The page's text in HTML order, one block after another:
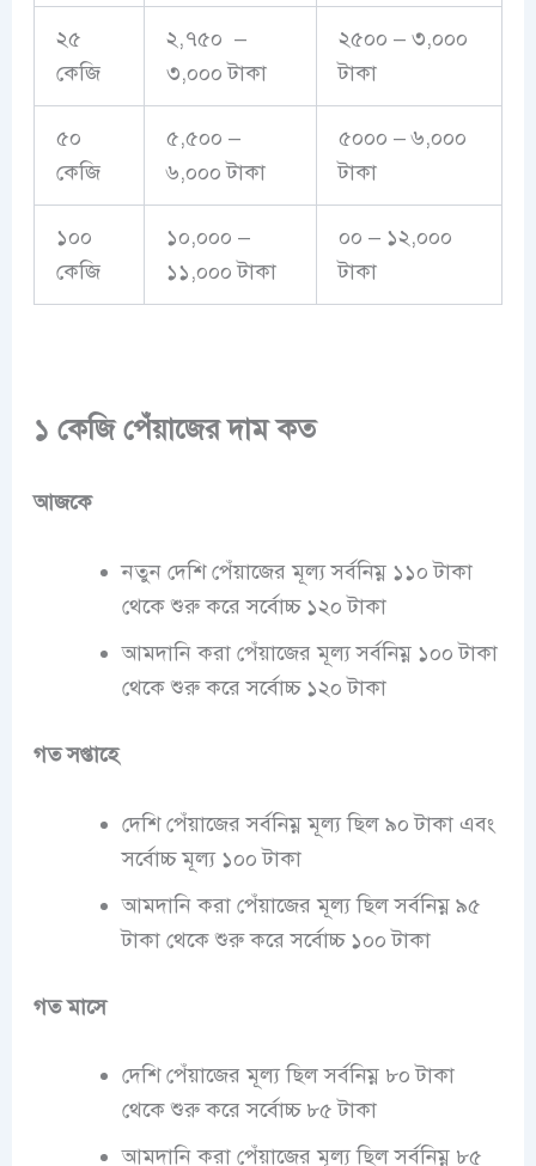
২৫
কেজি
২,৭৫০ –
৩,০০০ টাকা
২৫০০ – ৩,০০০
টাকা
৫০
কেজি
৫,৫০০ –
৬,০০০ টাকা
৫০০০ – ৬,০০০
টাকা
১০০
কেজি
১০,০০০ –
১১,০০০ টাকা
০০ – ১২,০০০
টাকা
১ কেজি পেঁয়াজের দাম কত
আজকে
নতুন দেশি পেঁয়াজের মূল্য সর্বনিম্ন ১১০ টাকা
থেকে শুরু করে সর্বোচ্চ ১২০ টাকা
আমদানি করা পেঁয়াজের মূল্য সর্বনিম্ন ১০০ টাকা
থেকে শুরু করে সর্বোচ্চ ১২০ টাকা
গত সপ্তাহে
দেশি পেঁয়াজের সর্বনিম্ন মূল্য ছিল ৯০ টাকা এবং
সর্বোচ্চ মূল্য ১০০ টাকা
আমদানি করা পেঁয়াজের মূল্য ছিল সর্বনিম্ন ৯৫
টাকা থেকে শুরু করে সর্বোচ্চ ১০০ টাকা
গত মাসে
দেশি পেঁয়াজের মূল্য ছিল সর্বনিম্ন ৮০ টাকা
থেকে শুরু করে সর্বোচ্চ ৮৫ টাকা
আমদানি করা পেঁয়াজের মূল্য ছিল সর্বনিম্ন ৮৫